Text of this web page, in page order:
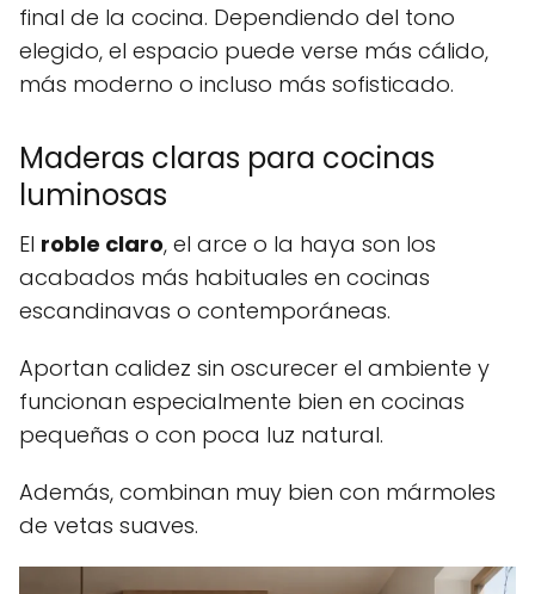
final de la cocina. Dependiendo del tono
elegido, el espacio puede verse más cálido,
más moderno o incluso más sofisticado.
Maderas claras para cocinas
luminosas
El roble claro, el arce o la haya son los
acabados más habituales en cocinas
escandinavas o contemporáneas.
Aportan calidez sin oscurecer el ambiente y
funcionan especialmente bien en cocinas
pequeñas o con poca luz natural.
Además, combinan muy bien con mármoles
de vetas suaves.